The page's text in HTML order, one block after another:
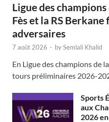
Ligue des
Fès et la RS
adversaires
7 août 2026 - bySemlali Khalid
En Ligue des champions de
tours préliminaires 2026-
Sports
aux
2026